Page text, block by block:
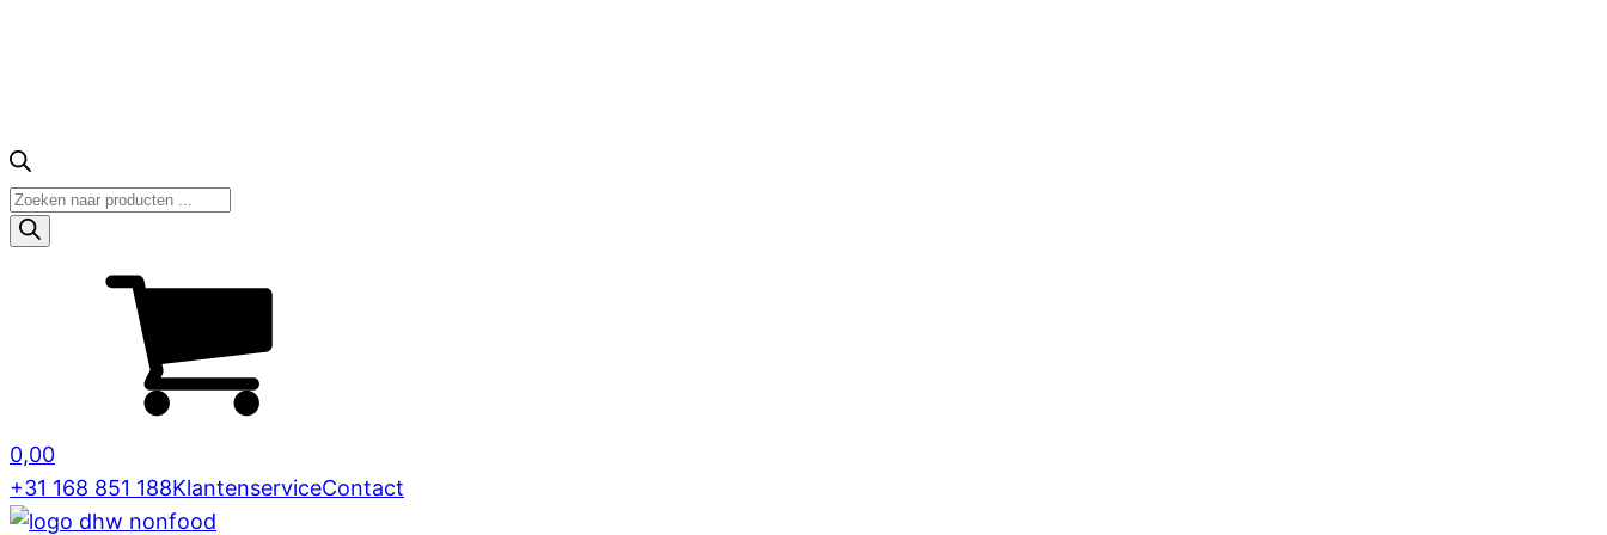
Producten
zoeken
0,00
+31 168 851 188KlantenserviceContact